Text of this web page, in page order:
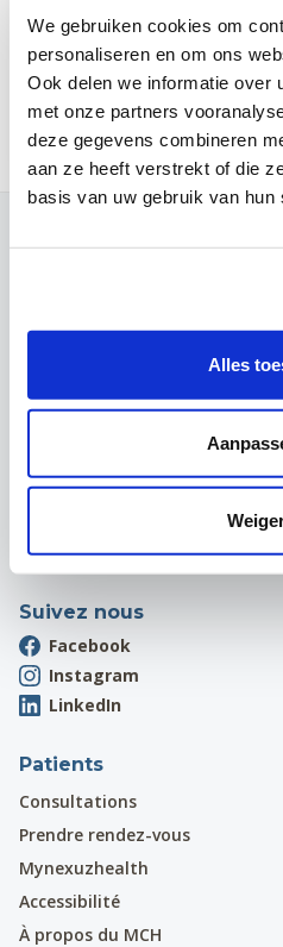
We gebruiken cookies om
personaliseren en om ons
Ook delen we informatie over
met onze partners
deze gegevens combineren
aan ze heeft verstrekt of die
basis van uw gebruik van hun
Alles
Overige (.ics)
3000 Leuven
016 31 01 00
Campus Wezembeek-
Onthaal:016 31 01 00
Suivez nous
Facebook
Instagram
LinkedIn
Patients
Consultations
Prendre rendez-vous
Mynexuzhealth
Accessibilité
À propos du MCH